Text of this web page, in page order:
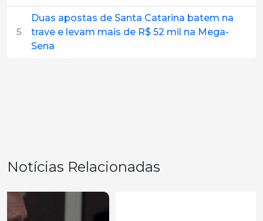
5
Duas apostas de Santa Catarina batem na
trave e levam mais de R$ 52 mil na Mega-
Sena
Notícias Relacionadas